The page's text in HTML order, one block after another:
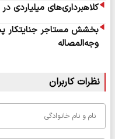
کلاهبرداری‌های میلیاردی در
وجه‌المصاله
نظرات کاربران